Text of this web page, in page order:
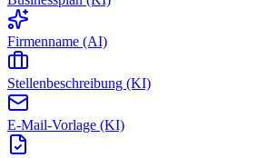
Firmenname (AI)
Stellenbeschreibung (KI)
E-Mail-Vorlage (KI)